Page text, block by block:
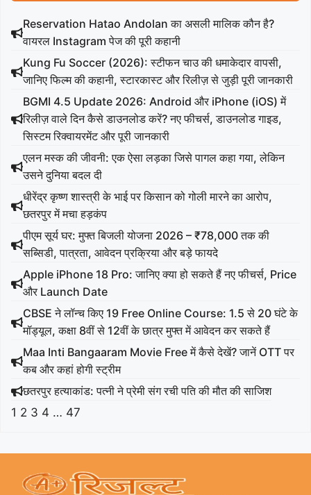
Reservation Hatao Andolan का असली मालिक कौन है?
वायरल Instagram पेज की पूरी कहानी
Kung Fu Soccer (2026): स्टीफन चाउ की धमाकेदार वापसी,
जानिए फिल्म की कहानी, स्टारकास्ट और रिलीज़ से जुड़ी पूरी जानकारी
BGMI 4.5 Update 2026: Android और iPhone (iOS) में
रिलीज़ वाले दिन कैसे डाउनलोड करें? नए फीचर्स, डाउनलोड गाइड,
सिस्टम रिक्वायरमेंट और पूरी जानकारी
एलन मस्क की जीवनी: एक ऐसा लड़का जिसे पागल कहा गया, लेकिन
उसने दुनिया बदल दी
धीरेंद्र कृष्ण शास्त्री के भाई पर किसान को गोली मारने का आरोप,
छतरपुर में मचा हड़कंप
पीएम सूर्य घर: मुफ्त बिजली योजना 2026 – ₹78,000 तक की
सब्सिडी, पात्रता, आवेदन प्रक्रिया और बड़े फायदे
Apple iPhone 18 Pro: जानिए क्या हो सकते हैं नए फीचर्स, Price
और Launch Date
CBSE ने लॉन्च किए 19 Free Online Course: 1.5 से 20 घंटे के
मॉड्यूल, कक्षा 8वीं से 12वीं के छात्र मुफ्त में आवेदन कर सकते हैं
Maa Inti Bangaaram Movie Free में कैसे देखें? जानें OTT पर
कब और कहां होगी स्ट्रीम
छतरपुर हत्याकांड: पत्नी ने प्रेमी संग रची पति की मौत की साजिश
1 2 3 4 … 47